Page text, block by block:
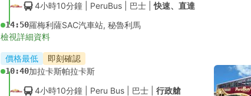
4小時10分鐘 | PeruBus 巴士 |快速、直達
14:50羅梅利薩SAC汽車站, 秘魯利馬
檢視詳細資料
價格最低 即刻確認
10:40加拉卡斯帕拉卡斯
4小時10分鐘 | Peru Bus 巴士 行政艙